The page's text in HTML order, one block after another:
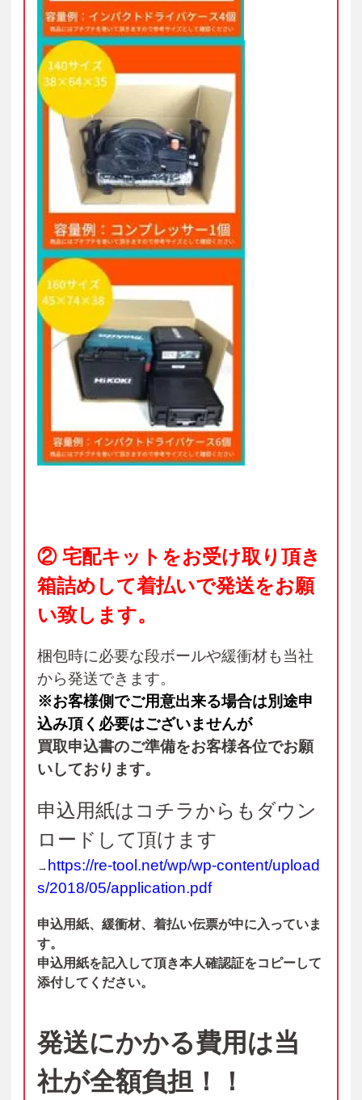
② 宅配キットをお受け取り頂き
箱詰めして着払いで発送をお願
い致します。
梱包時に必要な段ボールや緩衝材も当社
から発送できます。
※お客様側でご用意出来る場合は別途申
込み頂く必要はございませんが
買取申込書のご準備をお客様各位でお願
いしております。
申込用紙はコチラからもダウン
ロードして頂けます
→ https://re-tool.net/wp/wp-content/upload
s/2018/05/application.pdf
申込用紙、緩衝材、着払い伝票が中に入っていま
す。
申込用紙を記入して頂き本人確認証をコピーして
添付してください。
発送にかかる費用は当
社が全額負担！！